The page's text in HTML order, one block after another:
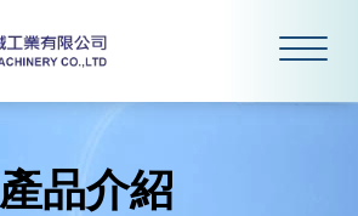
產品介紹